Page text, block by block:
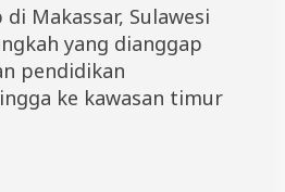
Makassar, Sulawesi
yang dianggap
pendidikan
ke kawasan timur